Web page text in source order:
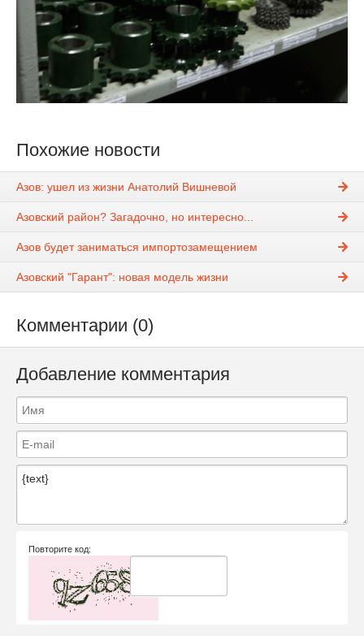
Похожие новости
Азов: ушел из жизни Анатолий Вишневой
Азовский район? Загадочно, но интересно...
Азов будет заниматься импортозамещением
Азовский "Гарант": новая модель жизни
Комментарии (0)
Добавление комментария
Повторите код: